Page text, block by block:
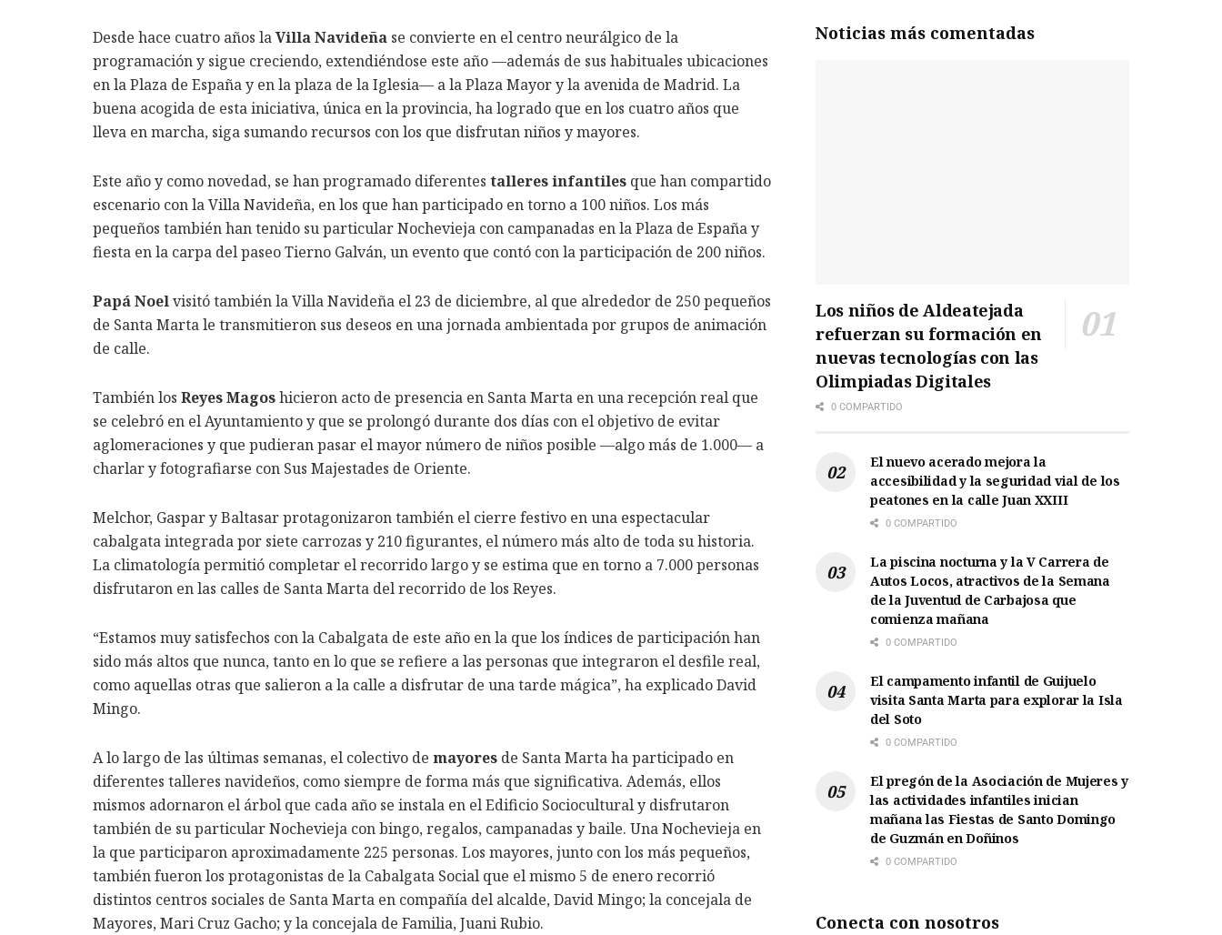
Desde hace cuatro años laVilla Navideña se convierte en el centro neurálgico de la
programación y sigue creciendo, extendiéndose este año —además de sus habituales ubicaciones
en la Plaza de España y en la plaza de la Iglesia— a la Plaza Mayor y la avenida de Madrid. La
buena acogida de esta iniciativa, única en la provincia, ha logrado que en los cuatro años que
lleva en marcha, siga sumando recursos con los que disfrutan niños y mayores.
Este año y como novedad, se han programado diferentes talleres infantiles que han compartido
escenario con la Villa Navideña, en los que han participado en torno a 100 niños. Los más
pequeños también han tenido su particular Nochevieja con campanadas en la Plaza de España y
fiesta en la carpa del paseo Tierno Galván, un evento que contó con la participación de 200 niños.
Papá Noelvisitó también la Villa Navideña el 23 de diciembre, al que alrededor de 250 pequeños
de Santa Marta le transmitieron sus deseos en una jornada ambientada por grupos de animación
de calle.
También los Reyes Magoshicieron acto de presencia en Santa Marta en una recepción real que
se celebró en el Ayuntamiento y que se prolongó durante dos días con el objetivo de evitar
aglomeraciones y que pudieran pasar el mayor número de niños posible —algo más de 1.000— a
charlar y fotografiarse con Sus Majestades de Oriente.
Melchor, Gaspar y Baltasar protagonizaron también el cierre festivo en una espectacular
cabalgata integrada por siete carrozas y 210 figurantes, el número más alto de toda su historia.
La climatología permitió completar el recorrido largo y se estima que en torno a 7.000 personas
disfrutaron en las calles de Santa Marta del recorrido de los Reyes.
“Estamos muy satisfechos con la Cabalgata de este año en la que los índices de participación han
sido más altos que nunca, tanto en lo que se refiere a las personas que integraron el desfile real,
como aquellas otras que salieron a la calle a disfrutar de una tarde mágica”, ha explicado David
Mingo.
A lo largo de las últimas semanas, el colectivo de mayores de Santa Marta ha participado en
diferentes talleres navideños, como siempre de forma más que significativa. Además, ellos
mismos adornaron el árbol que cada año se instala en el Edificio Sociocultural y disfrutaron
también de su particular Nochevieja con bingo, regalos, campanadas y baile. Una Nochevieja en
la que participaron aproximadamente 225 personas. Los mayores, junto con los más pequeños,
también fueron los protagonistas de la Cabalgata Social que el mismo 5 de enero recorrió
distintos centros sociales de Santa Marta en compañía del alcalde, David Mingo; la concejala de
Mayores, Mari Cruz Gacho; y la concejala de Familia, Juani Rubio.
Noticias más comentadas
Los niños de Aldeatejada
refuerzan su formación en
nuevas tecnologías con las
Olimpiadas Digitales
0 COMPARTIDO
El nuevo acerado mejora la
accesibilidad y la seguridad vial de los
peatones en la calle Juan XXIII
0 COMPARTIDO
La piscina nocturna y la V Carrera de
Autos Locos, atractivos de la Semana
de la Juventud de Carbajosa que
comienza mañana
0 COMPARTIDO
El campamento infantil de Guijuelo
visita Santa Marta para explorar la Isla
del Soto
0 COMPARTIDO
El pregón de la Asociación de Mujeres y
las actividades infantiles inician
mañana las Fiestas de Santo Domingo
de Guzmán en Doñinos
0 COMPARTIDO
Conecta con nosotros